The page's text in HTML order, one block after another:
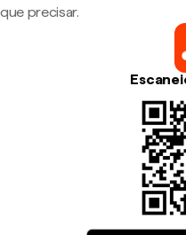
que precisar.